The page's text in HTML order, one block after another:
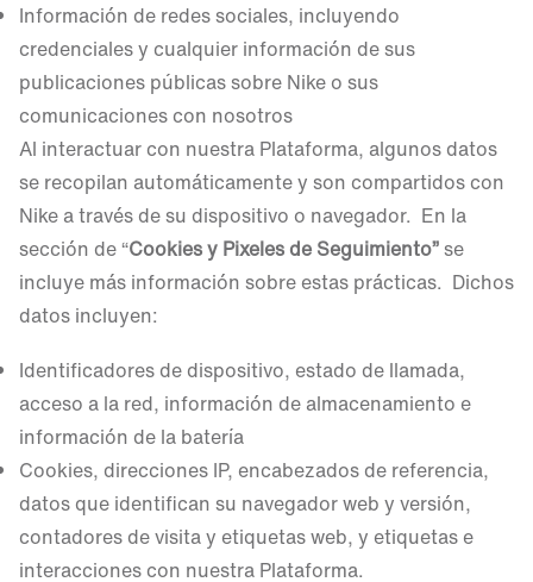
Información de redes sociales, incluyendo
credenciales y cualquier información de sus
publicaciones públicas sobre Nike o sus
comunicaciones con nosotros
Al interactuar con nuestra Plataforma, algunos datos
se recopilan automáticamente y son compartidos con
Nike a través de su dispositivo o navegador. En la
sección de “Cookies y Pixeles de Seguimiento”se
incluye más información sobre estas prácticas. Dichos
datos incluyen:
Identificadores de dispositivo, estado de llamada,
acceso a la red, información de almacenamiento e
información de la batería
Cookies, direcciones IP, encabezados de referencia,
datos que identifican su navegador web y versión,
contadores de visita y etiquetas web, y etiquetas e
interacciones con nuestra Plataforma.